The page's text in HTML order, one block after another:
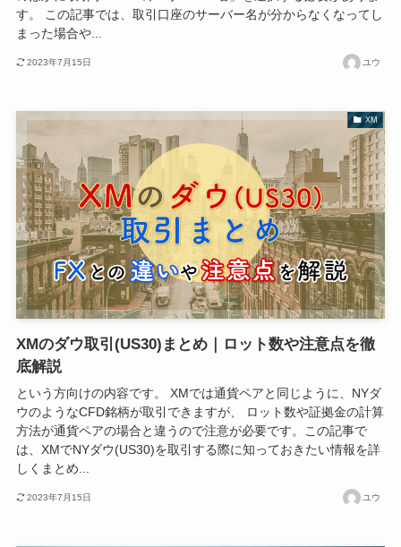
す。 この記事では、取引口座のサーバー名が分からなくなってし
まった場合や...
2023年7月15日 ユウ
XM
XMのダウ取引(US30)まとめ｜ロット数や注意点を徹
底解説
という方向けの内容です。 XMでは通貨ペアと同じように、NYダ
ウのようなCFD銘柄が取引できますが、 ロット数や証拠金の計算
方法が通貨ペアの場合と違うので注意が必要です。この記事で
は、XMでNYダウ(US30)を取引する際に知っておきたい情報を詳
しくまとめ...
2023年7月15日 ユウ